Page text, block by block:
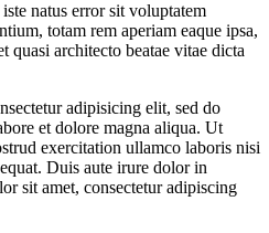
natus error sit voluptatem
totam rem aperiam eaque ipsa,
quasi architecto beatae vitae dicta
adipisicing elit, sed do
et dolore magna aliqua. Ut
exercitation ullamco laboris nisi
Duis aute irure dolor in
sit amet, consectetur adipiscing